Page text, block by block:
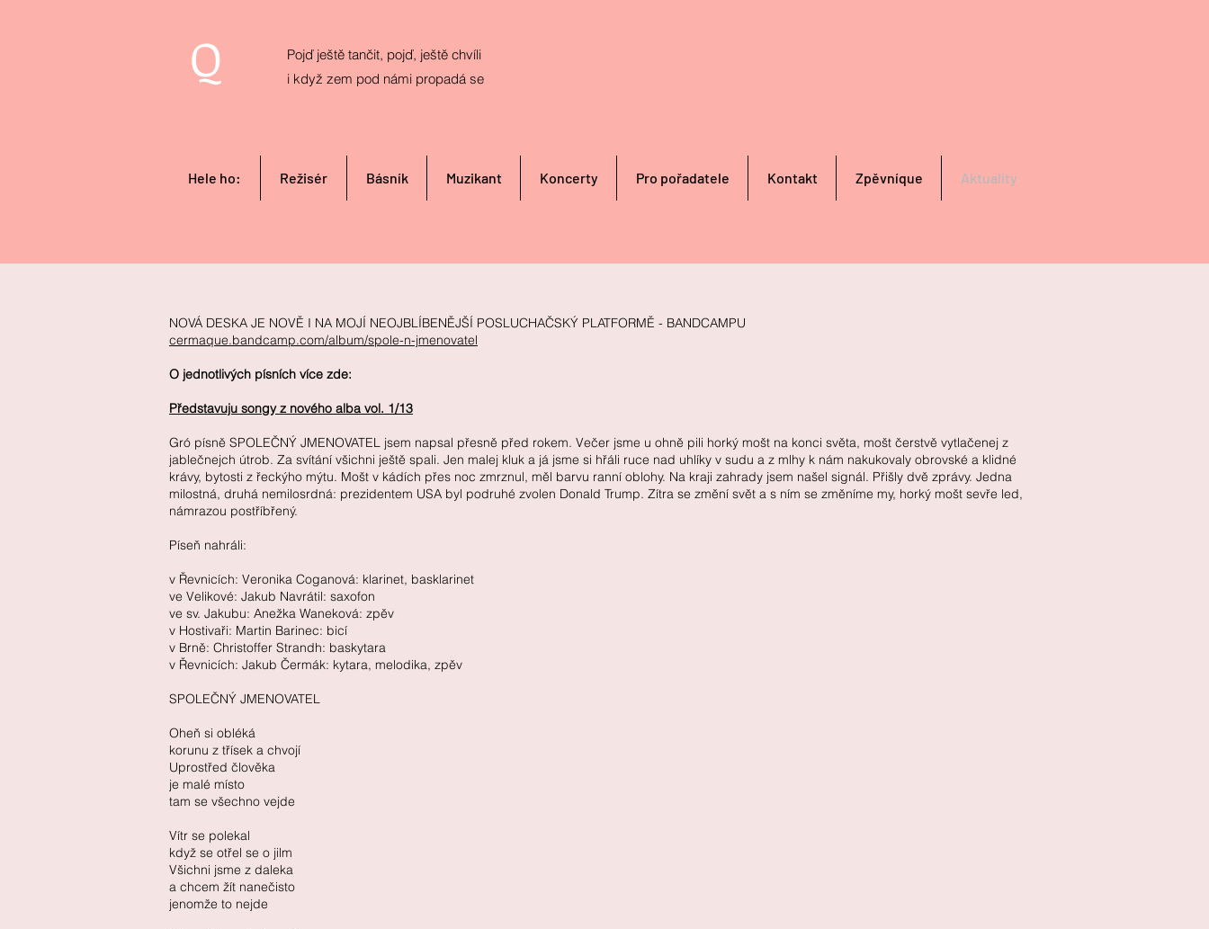
Q
Pojď ještě tančit, pojď, ještě chvíli
i když zem pod námi propadá se
Hele ho: Režisér Básník Muzikant Koncerty Pro pořadatele Kontakt Zpěvníque Aktuality
NOVÁ DESKA JE NOVĚ I NA MOJÍ NEOJBLÍBENĚJŠÍ POSLUCHAČSKÝ PLATFORMĚ - BANDCAMPU
cermaque.bandcamp.com/album/spole-n-jmenovatel
O jednotlivých písních více zde:
Představuju songy z nového alba vol. 1/13
Gró písně SPOLEČNÝ JMENOVATEL jsem napsal přesně před rokem. Večer jsme u ohně pili horký mošt na konci světa, mošt čerstvě vytlačenej z
jablečnejch útrob. Za svítání všichni ještě spali. Jen malej kluk a já jsme si hřáli ruce nad uhlíky v sudu a z mlhy k nám nakukovaly obrovské a klidné
krávy, bytosti z řeckýho mýtu. Mošt v kádích přes noc zmrznul, měl barvu ranní oblohy. Na kraji zahrady jsem našel signál. Přišly dvě zprávy. Jedna
milostná, druhá nemilosrdná: prezidentem USA byl podruhé zvolen Donald Trump. Zítra se změní svět a s ním se změníme my, horký mošt sevře led,
námrazou postříbřený.
Píseň nahráli:
v Řevnicích: Veronika Coganová: klarinet, basklarinet
ve Velikové: Jakub Navrátil: saxofon
ve sv. Jakubu: Anežka Waneková: zpěv
v Hostivaři: Martin Barinec: bicí
v Brně: Christoffer Strandh: baskytara
v Řevnicích: Jakub Čermák: kytara, melodika, zpěv
SPOLEČNÝ JMENOVATEL
Oheň si obléká
korunu z třísek a chvojí
Uprostřed člověka
je malé místo
tam se všechno vejde
Vítr se polekal
když se otřel se o jilm
Všichni jsme z daleka
a chcem žít nanečisto
jenomže to nejde